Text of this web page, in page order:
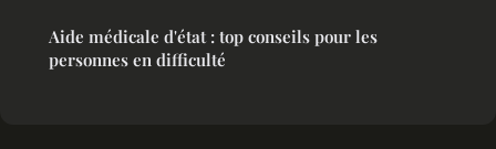
Aide médicale d'état : top conseils pour les
personnes en difficulté